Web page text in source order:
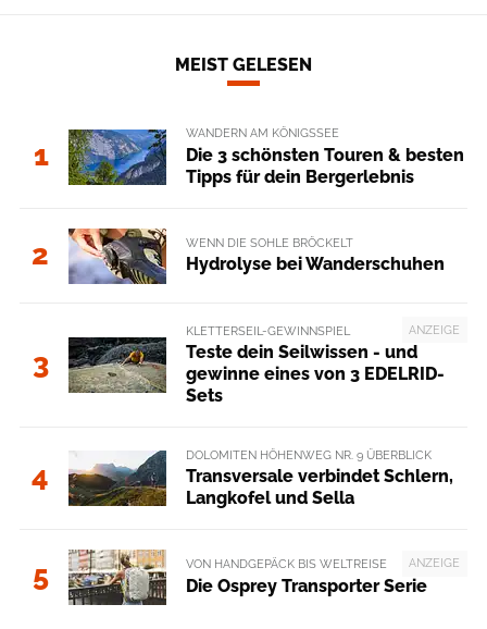
MEIST GELESEN
1
WANDERN AM KÖNIGSSEE
Die 3 schönsten Touren & besten
Tipps für dein Bergerlebnis
2 WENN DIE SOHLE BRÖCKELT
Hydrolyse bei Wanderschuhen
3
ANZEIGE
KLETTERSEIL-GEWINNSPIEL
Teste dein Seilwissen - und
gewinne eines von 3 EDELRID-
Sets
4
DOLOMITEN HÖHENWEG NR. 9 ÜBERBLICK
Transversale verbindet Schlern,
Langkofel und Sella
5 ANZEIGE
VON HANDGEPÄCK BIS WELTREISE
Die Osprey Transporter Serie